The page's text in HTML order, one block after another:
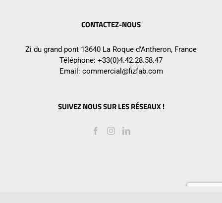
CONTACTEZ-NOUS
Zi du grand pont 13640 La Roque d'Antheron, France
Téléphone: +33(0)4.42.28.58.47
Email: commercial@fizfab.com
SUIVEZ NOUS SUR LES RÉSEAUX !